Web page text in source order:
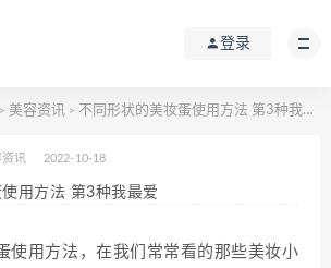
登录
> 美容资讯 > 不同形状的美妆蛋使用方法 第3种我最爱
讯 2022-10-18
用方法 第3种我最爱
使用方法，在我们常常看的那些美妆小